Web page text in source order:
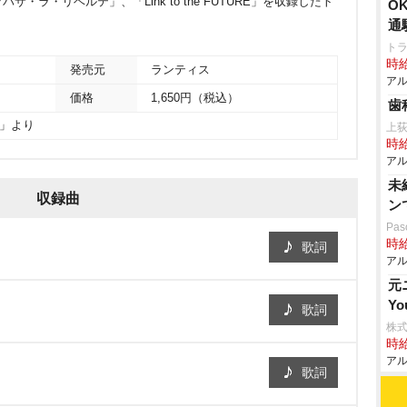
発売元 ランティス
価格 1,650円（税込）
より
収録曲
歌詞
歌詞
歌詞
通
ト
時
ア
歯
上
時
ア
未
ン
時
ア
元
株
時
ア